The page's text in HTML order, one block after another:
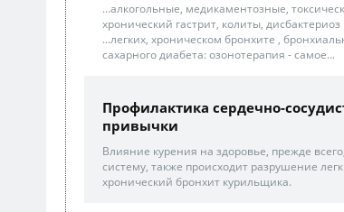
...алкогольные, медикаментозные,
хронический гастрит, колиты,
...легких, хроническом бронхите ,
сахарного диабета: озонотерапия - самое...
Профилактика сердечно-
привычки
Влияние курения на здоровье, прежде
систему, также происходит разрушение
хронический бронхит курильщика.